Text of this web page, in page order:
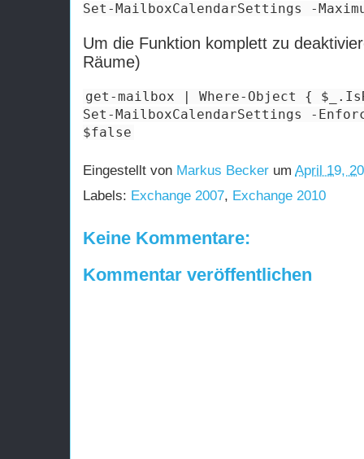
Set-MailboxCalendarSettings -
Um die Funktion komplett zu
Räume)
get-mailbox | Where-Object {
Set-MailboxCalendarSettings -
$false
Eingestellt von Markus Becker um April 19,
Labels: Exchange 2007, Exchange 2010
Keine Kommentare:
Kommentar veröffentlichen